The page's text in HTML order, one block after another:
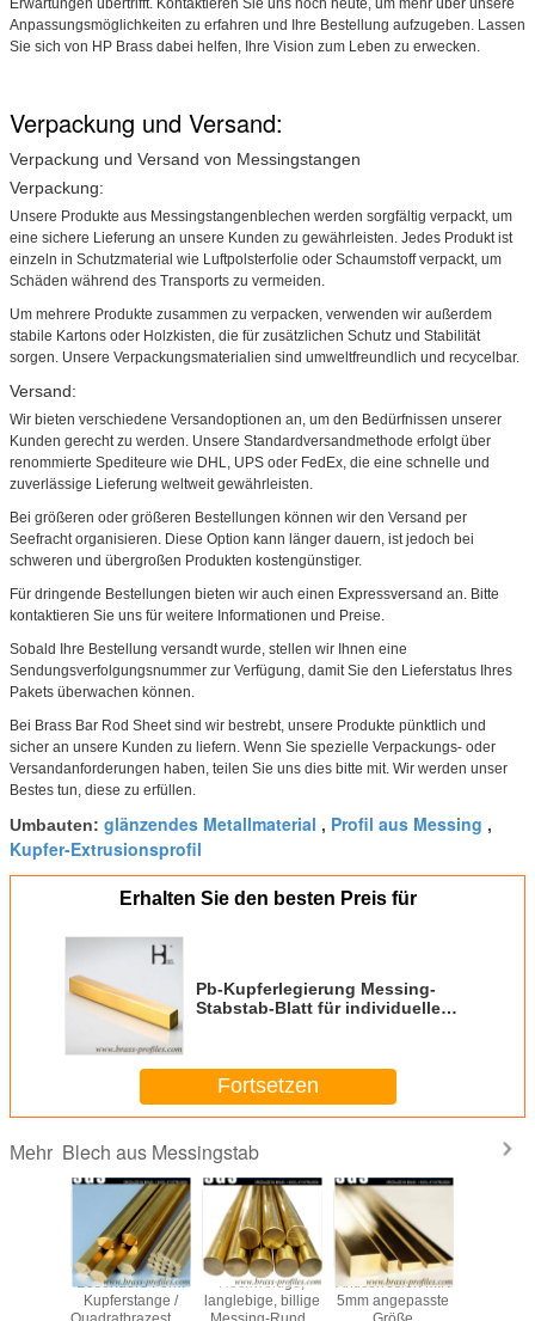
Erwartungen übertrifft. Kontaktieren Sie uns noch heute, um mehr über unsere
Anpassungsmöglichkeiten zu erfahren und Ihre Bestellung aufzugeben. Lassen
Sie sich von HP Brass dabei helfen, Ihre Vision zum Leben zu erwecken.
Verpackung und Versand:
Verpackung und Versand von Messingstangen
Verpackung:
Unsere Produkte aus Messingstangenblechen werden sorgfältig verpackt, um
eine sichere Lieferung an unsere Kunden zu gewährleisten. Jedes Produkt ist
einzeln in Schutzmaterial wie Luftpolsterfolie oder Schaumstoff verpackt, um
Schäden während des Transports zu vermeiden.
Um mehrere Produkte zusammen zu verpacken, verwenden wir außerdem
stabile Kartons oder Holzkisten, die für zusätzlichen Schutz und Stabilität
sorgen. Unsere Verpackungsmaterialien sind umweltfreundlich und recycelbar.
Versand:
Wir bieten verschiedene Versandoptionen an, um den Bedürfnissen unserer
Kunden gerecht zu werden. Unsere Standardversandmethode erfolgt über
renommierte Spediteure wie DHL, UPS oder FedEx, die eine schnelle und
zuverlässige Lieferung weltweit gewährleisten.
Bei größeren oder größeren Bestellungen können wir den Versand per
Seefracht organisieren. Diese Option kann länger dauern, ist jedoch bei
schweren und übergroßen Produkten kostengünstiger.
Für dringende Bestellungen bieten wir auch einen Expressversand an. Bitte
kontaktieren Sie uns für weitere Informationen und Preise.
Sobald Ihre Bestellung versandt wurde, stellen wir Ihnen eine
Sendungsverfolgungsnummer zur Verfügung, damit Sie den Lieferstatus Ihres
Pakets überwachen können.
Bei Brass Bar Rod Sheet sind wir bestrebt, unsere Produkte pünktlich und
sicher an unsere Kunden zu liefern. Wenn Sie spezielle Verpackungs- oder
Versandanforderungen haben, teilen Sie uns dies bitte mit. Wir werden unser
Bestes tun, diese zu erfüllen.
Umbauten: glänzendes Metallmaterial , Profil aus Messing ,
Kupfer-Extrusionsprofil
Erhalten Sie den besten Preis für
Pb-Kupferlegierung Messing-
Stabstab-Blatt für individuelle
Fortsetzen
Mehr Blech aus Messingstab
Besondere Form
Kupferstange /
Hochwertige,
langlebige, billige
Anticorrosion MIN
5mm angepasste